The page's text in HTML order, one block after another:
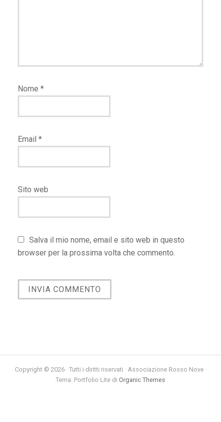
Nome *
Email *
Sito web
Salva il mio nome, email e sito web in questo
browser per la prossima volta che commento.
Copyright © 2026 · Tutti i diritti riservati · Associazione Rosso Nove ·
Tema: Portfolio Lite di Organic Themes